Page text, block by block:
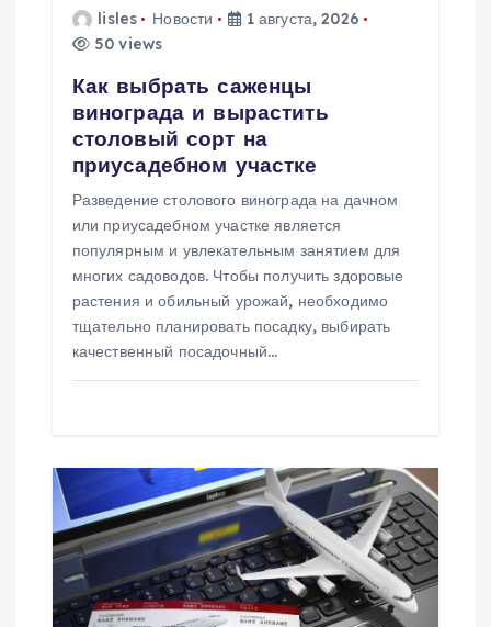
lisles Новости
1 августа, 2026
50 views
Как выбрать саженцы
винограда и вырастить
столовый сорт на
приусадебном участке
Разведение столового винограда на дачном
или приусадебном участке является
популярным и увлекательным занятием для
многих садоводов. Чтобы получить здоровые
растения и обильный урожай, необходимо
тщательно планировать посадку, выбирать
качественный посадочный…